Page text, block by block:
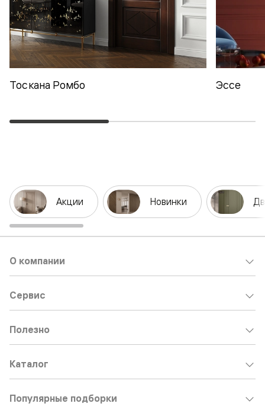
Тоскана Ромбо Эссе
Акции Новинки
О компании
Сервис
Полезно
Каталог
Популярные подборки